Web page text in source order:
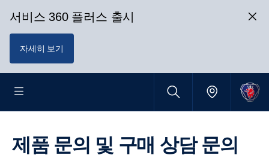
서비스 360 플러스 출시
자세히 보기
제품 문의 및 구매 상담 문의